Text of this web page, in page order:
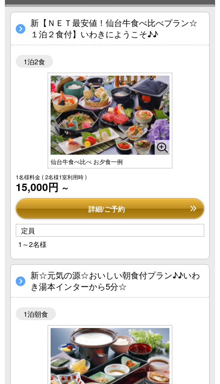
新【ＮＥＴ最安値！仙台牛食べ比べプラン☆
１泊２食付】いわきにようこそ♪♪
1泊2食
仙台牛食べ比べ お夕食一例
1名様料金( 2名様1室利用時 )
15,000円 ～
詳細/ご予約
定員
1～2名様
新☆元気の源☆おいしい朝食付プラン♪♪いわ
き湯本インターから5分☆
1泊朝食